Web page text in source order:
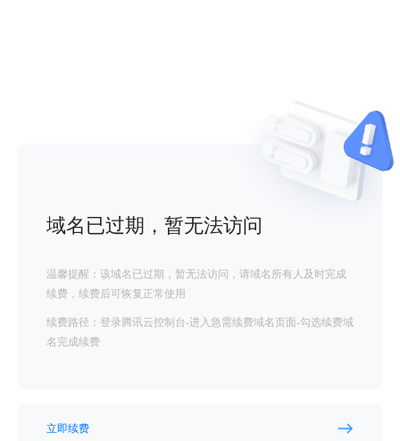
域名已过期，暂无法访问
温馨提醒：该域名已过期，暂无法访问，请域名所有人及时完成
续费，续费后可恢复正常使用
续费路径：登录腾讯云控制台-进入急需续费域名页面-勾选续费域
名完成续费
立即续费